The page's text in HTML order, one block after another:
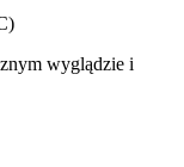
wyglądzie i